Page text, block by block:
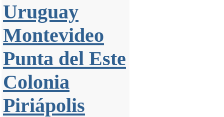
Uruguay
Montevideo
Punta del Este
Colonia
Piriápolis